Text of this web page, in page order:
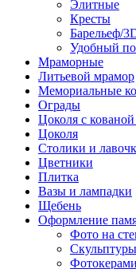
Элитные
Кресты
Барельеф/
Удобный
Мраморные
Литьевой мрамор
Мемориальные
Ограды
Цоколя с
Цоколя
Столики и
Цветники
Плитка
Вазы и лампадки
Щебень
Оформление
Фото на